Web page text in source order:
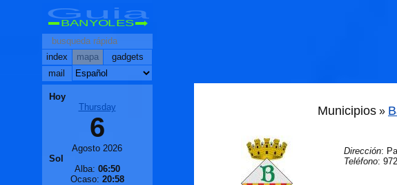
Municipios »
Dirección:
Teléfono:
Guia
BANYOLES
index mapa
gadgets
mail
Hoy
Thursday
6
Agosto 2026
Sol
Alba: 06:50
Ocaso: 20:58